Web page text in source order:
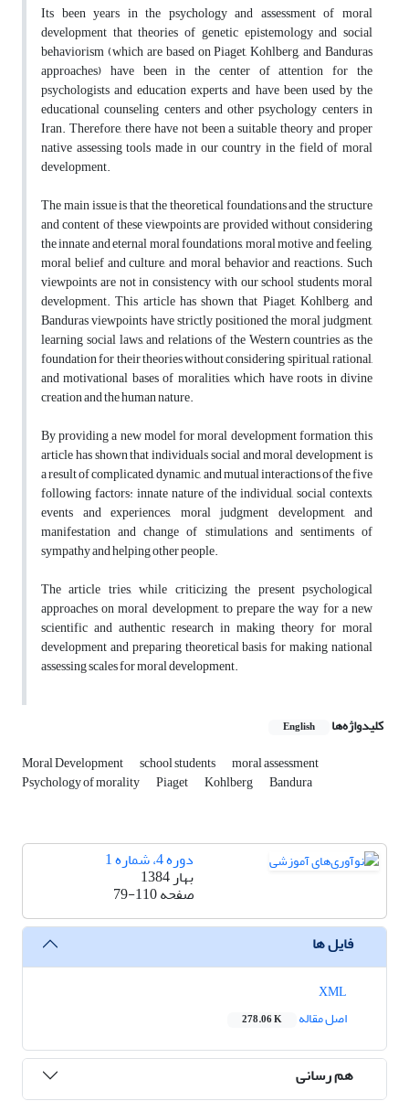
Its been years in the psychology and assessment of moral
development that theories of genetic epistemology and social
behaviorism (which are based on Piaget, Kohlberg, and Banduras
approaches) have been in the center of attention for the
psychologists and education experts and have been used by the
educational counseling centers and other psychology centers in
Iran. Therefore, there have not been a suitable theory and proper
native assessing tools made in our country in the field of moral
development.
The main issue is that the theoretical foundations and the structure
and content of these viewpoints are provided without considering
the innate and eternal moral foundations, moral motive and feeling,
moral belief and culture, and moral behavior and reactions. Such
viewpoints are not in consistency with our school students moral
development. This article has shown that Piaget, Kohlberg, and
Banduras viewpoints have strictly positioned the moral judgment,
learning social laws, and relations of the Western countries as the
foundation for their theories without considering spiritual, rational,
and motivational bases of moralities, which have roots in divine
creation and the human nature.
By providing a new model for moral development formation, this
article has shown that individuals social and moral development is
a result of complicated, dynamic, and mutual interactions of the five
following factors: innate nature of the individual, social contexts,
events and experiences, moral judgment development, and
manifestation and change of stimulations and sentiments of
sympathy and helping other people.
The article tries, while criticizing the present psychological
approaches on moral development, to prepare the way for a new
scientific and authentic research in making theory for moral
development and preparing theoretical basis for making national
assessing scales for moral development.
کلیدواژه‌ها English
Moral Development school students moral assessment
Psychology of morality Piaget Kohlberg Bandura
دوره 4، شماره 1
بهار 1384
صفحه79-110
فایل ها
اصل مقاله
278.06 K
هم رسانی